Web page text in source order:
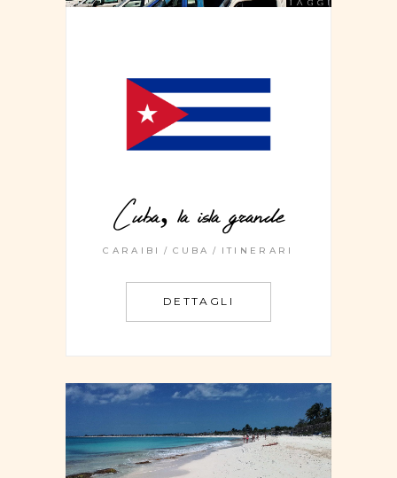
Cuba, la isla grande
CARAIBI CUBA ITINERARI
DETTAGLI